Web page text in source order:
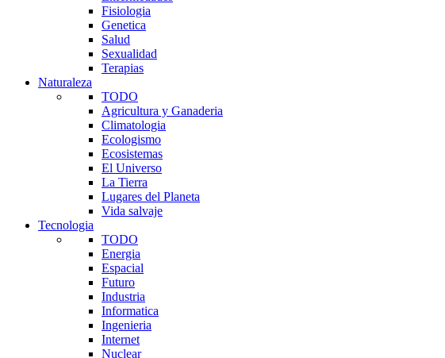
Fisiologia
Genetica
Salud
Sexualidad
Terapias
Naturaleza
TODO
Agricultura y Ganaderia
Climatologia
Ecologismo
Ecosistemas
El Universo
La Tierra
Lugares del Planeta
Vida salvaje
Tecnologia
TODO
Energia
Espacial
Futuro
Industria
Informatica
Ingenieria
Internet
Nuclear